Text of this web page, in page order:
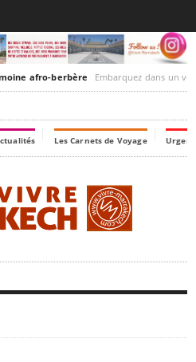
afro-berbère Embarquez dans un voyage culturel dans
Les Carnets de Voyage